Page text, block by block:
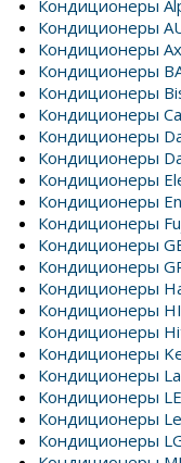
Кондиционеры
Кондиционеры
Кондиционеры
Кондиционеры
Кондиционеры
Кондиционеры
Кондиционеры
Кондиционеры
Кондиционеры
Кондиционеры
Кондиционеры
Кондиционеры
Кондиционеры
Кондиционеры
Кондиционеры
Кондиционеры
Кондиционеры
Кондиционеры
Кондиционеры
Кондиционеры
Кондиционеры